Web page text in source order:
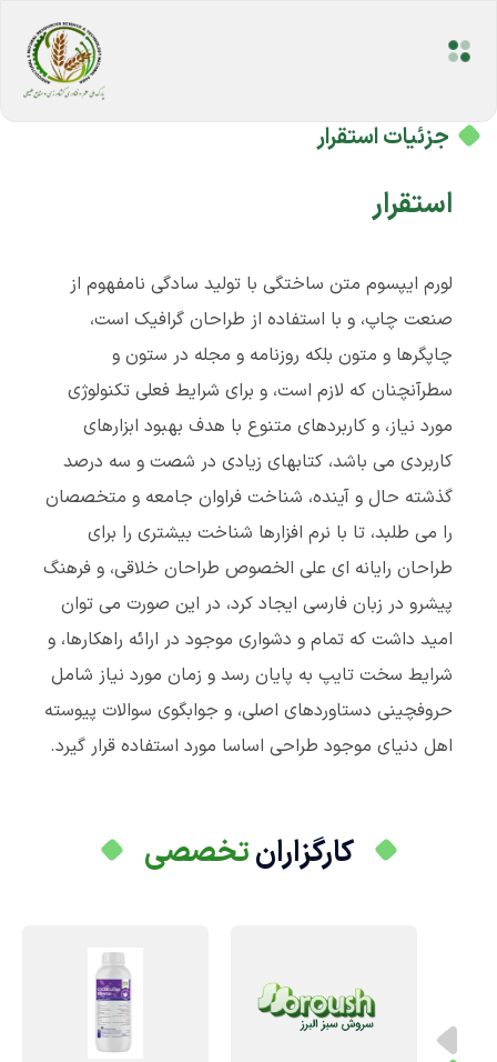
جزئیات استقرار
استقرار
لورم ایپسوم متن ساختگی با تولید سادگی نامفهوم از
صنعت چاپ، و با استفاده از طراحان گرافیک است،
چاپگرها و متون بلکه روزنامه و مجله در ستون و
سطرآنچنان که لازم است، و برای شرایط فعلی تکنولوژی
مورد نیاز، و کاربردهای متنوع با هدف بهبود ابزارهای
کاربردی می باشد، کتابهای زیادی در شصت و سه درصد
گذشته حال و آینده، شناخت فراوان جامعه و متخصصان
را می طلبد، تا با نرم افزارها شناخت بیشتری را برای
طراحان رایانه ای علی الخصوص طراحان خلاقی، و فرهنگ
پیشرو در زبان فارسی ایجاد کرد، در این صورت می توان
امید داشت که تمام و دشواری موجود در ارائه راهکارها، و
شرایط سخت تایپ به پایان رسد و زمان مورد نیاز شامل
حروفچینی دستاوردهای اصلی، و جوابگوی سوالات پیوسته
اهل دنیای موجود طراحی اساسا مورد استفاده قرار گیرد.
کارگزارانتخصصی